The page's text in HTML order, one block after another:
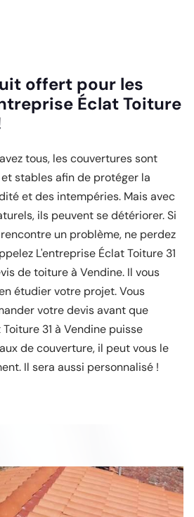
offert pour les
Éclat Toiture
tous, les couvertures sont
stables afin de protéger la
et des intempéries. Mais avec
ils peuvent se détériorer. Si
un problème, ne perdez
L'entreprise Éclat Toiture 31
de toiture à Vendine. Il vous
étudier votre projet. Vous
votre devis avant que
31 à Vendine puisse
de couverture, il peut vous le
Il sera aussi personnalisé !